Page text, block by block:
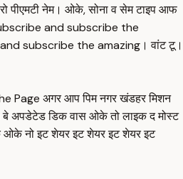
पीएमटी नेम। ओके, सोना व सेम टाइप आफ
and subscribe the
subscribe the amazing। वांट टू।
अगर आप पिम नगर खंडहर मिशन
बे अपडेटेड डिक वास ओके तो लाइक द मोस्ट
नो इट शेयर इट शेयर इट शेयर इट